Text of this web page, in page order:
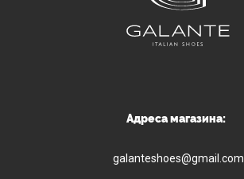
Адреса магазина:
galanteshoes@gmail.com